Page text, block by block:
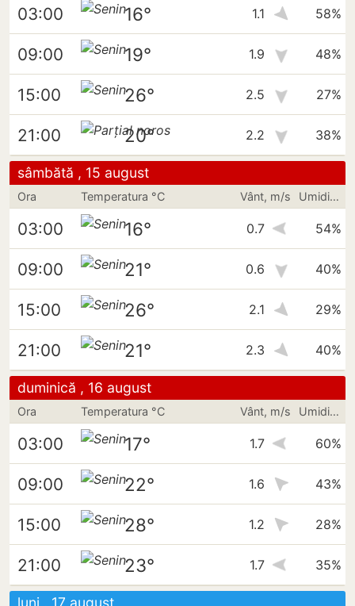
03:00 16° 1.1 58%
09:00 19° 1.9 48%
15:00 26° 2.5 27%
21:00 20° 2.2 38%
sâmbătă , 15 august
Ora Temperatura °C Vânt, m/s Umiditate
03:00 16° 0.7 54%
09:00 21° 0.6 40%
15:00 26° 2.1 29%
21:00 21° 2.3 40%
duminică , 16 august
Ora Temperatura °C Vânt, m/s Umiditate
03:00 17° 1.7 60%
09:00 22° 1.6 43%
15:00 28° 1.2 28%
21:00 23° 1.7 35%
luni , 17 august